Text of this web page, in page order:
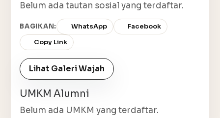
Belum ada tautan sosial yang terdaftar.
BAGIKAN: WhatsApp
Facebook
Copy Link
Lihat Galeri Wajah
UMKM Alumni
Belum ada UMKM yang terdaftar.